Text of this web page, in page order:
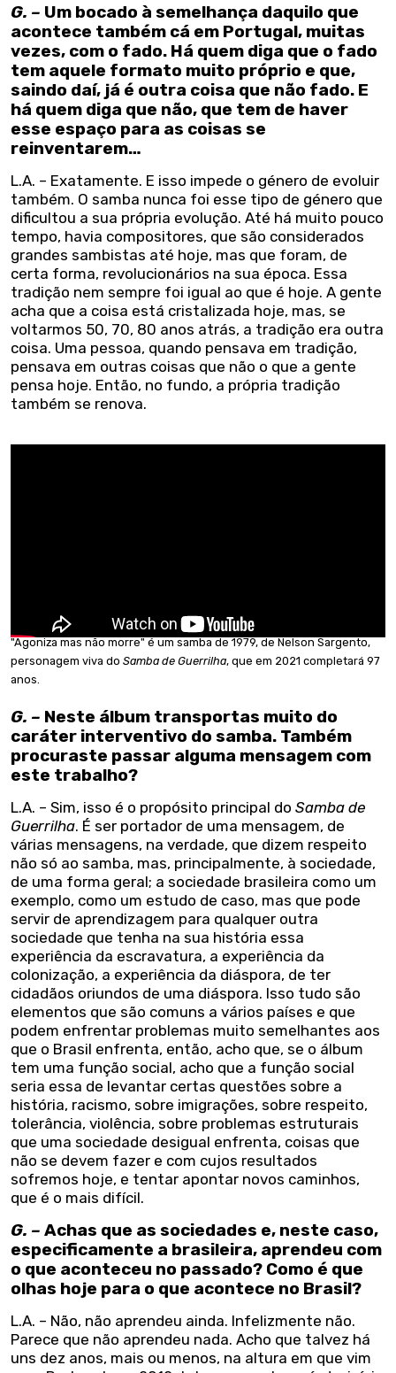
G. – Um bocado à semelhança daquilo que
acontece também cá em Portugal, muitas
vezes, com o fado. Há quem diga que o fado
tem aquele formato muito próprio e que,
saindo daí, já é outra coisa que não fado. E
há quem diga que não, que tem de haver
esse espaço para as coisas se
reinventarem…
L.A. – Exatamente. E isso impede o género de evoluir
também. O samba nunca foi esse tipo de género que
dificultou a sua própria evolução. Até há muito pouco
tempo, havia compositores, que são considerados
grandes sambistas até hoje, mas que foram, de
certa forma, revolucionários na sua época. Essa
tradição nem sempre foi igual ao que é hoje. A gente
acha que a coisa está cristalizada hoje, mas, se
voltarmos 50, 70, 80 anos atrás, a tradição era outra
coisa. Uma pessoa, quando pensava em tradição,
pensava em outras coisas que não o que a gente
pensa hoje. Então, no fundo, a própria tradição
também se renova.
"Agoniza mas não morre" é um samba de 1979, de Nelson Sargento,
personagem viva do Samba de Guerrilha, que em 2021 completará 97
anos.
G. – Neste álbum transportas muito do
caráter interventivo do samba. Também
procuraste passar alguma mensagem com
este trabalho?
L.A. – Sim, isso é o propósito principal do Samba de
Guerrilha. É ser portador de uma mensagem, de
várias mensagens, na verdade, que dizem respeito
não só ao samba, mas, principalmente, à sociedade,
de uma forma geral; a sociedade brasileira como um
exemplo, como um estudo de caso, mas que pode
servir de aprendizagem para qualquer outra
sociedade que tenha na sua história essa
experiência da escravatura, a experiência da
colonização, a experiência da diáspora, de ter
cidadãos oriundos de uma diáspora. Isso tudo são
elementos que são comuns a vários países e que
podem enfrentar problemas muito semelhantes aos
que o Brasil enfrenta, então, acho que, se o álbum
tem uma função social, acho que a função social
seria essa de levantar certas questões sobre a
história, racismo, sobre imigrações, sobre respeito,
tolerância, violência, sobre problemas estruturais
que uma sociedade desigual enfrenta, coisas que
não se devem fazer e com cujos resultados
sofremos hoje, e tentar apontar novos caminhos,
que é o mais difícil.
G. – Achas que as sociedades e, neste caso,
especificamente a brasileira, aprendeu com
o que aconteceu no passado? Como é que
olhas hoje para o que acontece no Brasil?
L.A. – Não, não aprendeu ainda. Infelizmente não.
Parece que não aprendeu nada. Acho que talvez há
uns dez anos, mais ou menos, na altura em que vim